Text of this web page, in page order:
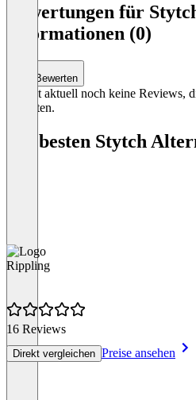
Bewertungen für
Informationen (0)
Bewerten
Es gibt aktuell noch keine Reviews,
enthalten.
Die besten Stytch
Rippling
16 Reviews
Direkt vergleichen Preise ansehen